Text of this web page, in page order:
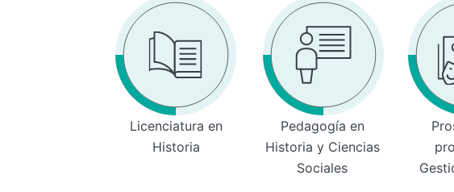
Licenciatura en
Historia
Pedagogía en
Historia y Ciencias
Sociales